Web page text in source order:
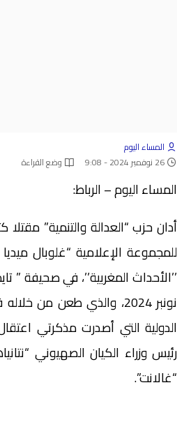
المساء اليوم
26 نوفمبر 2024 - 9:08
وضع القراءة
المساء اليوم – الرباط:
أدان حزب “العدالة والتنمية”
للمجموعة الإعلامية “غلوبال
نونبر 2024، والذي طعن من
الدولية التي أصدرت مذكرتي
رئيس وزراء الكيان الصهيوني
“غالانت”.